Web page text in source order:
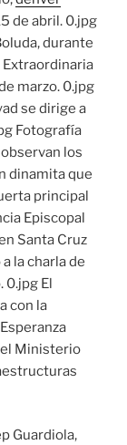
de abril. 0.jpg
durante
Extraordinaria
marzo. 0.jpg
se dirige a
Fotografía
los
dinamita que
principal
Episcopal
Santa Cruz
la charla de
0.jpg El
con la
Ministerio
Guardiola,